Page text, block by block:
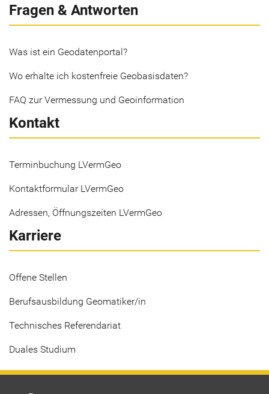
Fragen & Antworten
Was ist ein Geodatenportal?
Wo erhalte ich kostenfreie Geobasisdaten?
FAQ zur Vermessung und Geoinformation
Kontakt
Terminbuchung LVermGeo
Kontaktformular LVermGeo
Adressen, Öffnungszeiten LVermGeo
Karriere
Offene Stellen
Berufsausbildung Geomatiker/in
Technisches Referendariat
Duales Studium